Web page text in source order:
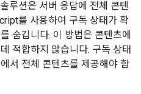
루션은 서버 응답에 전체 콘텐
를 사용하여 구독 상태가 확
숨깁니다. 이 방법은 콘텐츠에
적합하지 않습니다. 구독 상태
서 전체 콘텐츠를 제공해야 합